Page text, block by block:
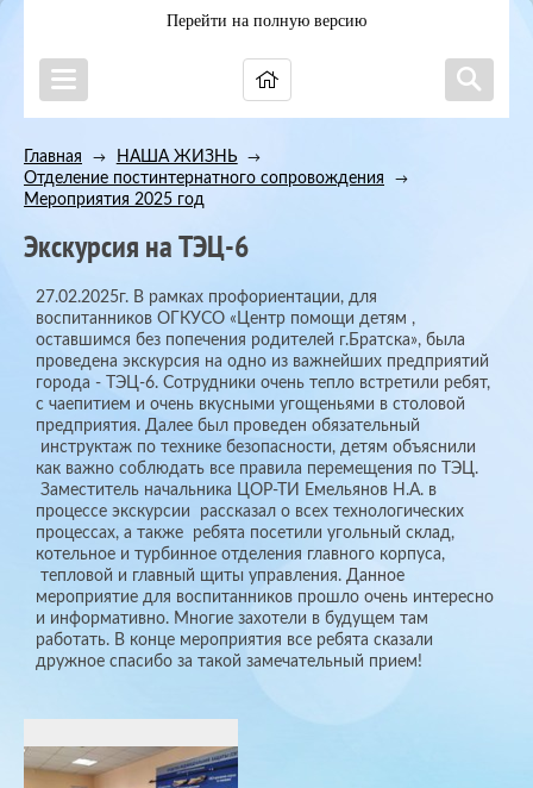
Перейти на полную версию
Главная → НАША ЖИЗНЬ →
Отделение постинтернатного сопровождения →
Мероприятия 2025 год
Экскурсия на ТЭЦ-6
27.02.2025г. В рамках профориентации, для
воспитанников ОГКУСО «Центр помощи детям ,
оставшимся без попечения родителей г.Братска», была
проведена экскурсия на одно из важнейших предприятий
города - ТЭЦ-6. Сотрудники очень тепло встретили ребят,
с чаепитием и очень вкусными угощеньями в столовой
предприятия. Далее был проведен обязательный
инструктаж по технике безопасности, детям объяснили
как важно соблюдать все правила перемещения по ТЭЦ.
Заместитель начальника ЦОР-ТИ Емельянов Н.А. в
процессе экскурсии рассказал о всех технологических
процессах, а также ребята посетили угольный склад,
котельное и турбинное отделения главного корпуса,
тепловой и главный щиты управления. Данное
мероприятие для воспитанников прошло очень интересно
и информативно. Многие захотели в будущем там
работать. В конце мероприятия все ребята сказали
дружное спасибо за такой замечательный прием!